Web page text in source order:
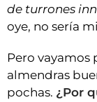
de turrones
oye, no sería
Pero vayamos
almendras
pochas. ¿Por